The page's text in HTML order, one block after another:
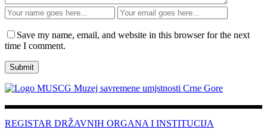
Save my name, email, and website in this browser for the next
time I comment.
REGISTAR DRŽAVNIH ORGANA I INSTITUCIJA